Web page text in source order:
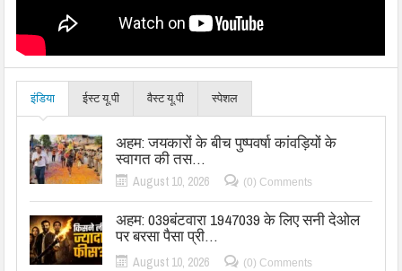
इंडिया ईस्ट यू.पी वैस्ट यू.पी स्पेशल
अहम: जयकारों के बीच पुष्पवर्षा कांवड़ियों के
स्वागत की तस…
August 10, 2026 (0) Comments
अहम: 039बंटवारा 1947039 के लिए सनी देओल
पर बरसा पैसा प्री…
August 10, 2026 (0) Comments